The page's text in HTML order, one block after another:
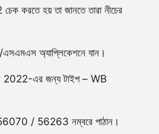
করতে হয় তা জানতে তারা নীচের
অ্যাপ্লিকেশনে যান।
2022-এর জন্য টাইপ – WB
/ 56263 নম্বরে পাঠান।